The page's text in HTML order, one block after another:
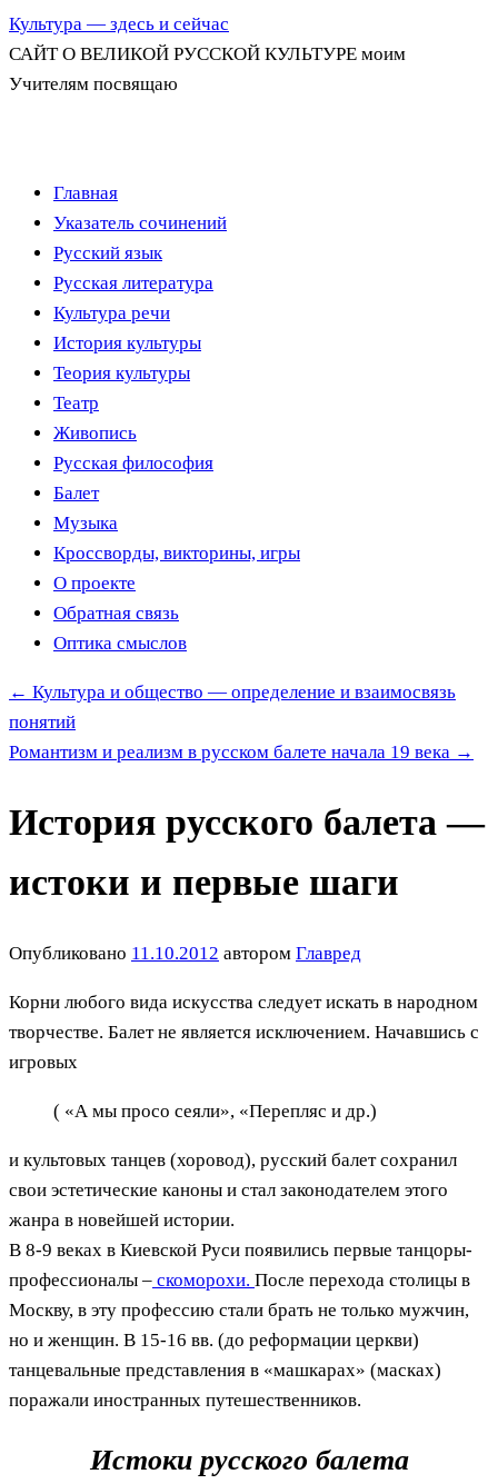
Культура — здесь и сейчас
САЙТ О ВЕЛИКОЙ РУССКОЙ КУЛЬТУРЕ моим
Учителям посвящаю
Перейти
содержимому
Главная
Указатель сочинений
Русский язык
Русская литература
Культура речи
История культуры
Теория культуры
Театр
Живопись
Русская философия
Балет
Музыка
Кроссворды, викторины, игры
О проекте
Обратная связь
Оптика смыслов
← Культура и общество — определение и взаимосвязь
понятий
Романтизм и реализм в русском балете начала 19 века →
История русского балета —
истоки и первые шаги
Опубликовано 11.10.2012 автором Главред
Корни любого вида искусства следует искать в народном
творчестве. Балет не является исключением. Начавшись с
игровых
( «А мы просо сеяли», «Перепляс и др.)
и культовых танцев (хоровод), русский балет сохранил
свои эстетические каноны и стал законодателем этого
жанра в новейшей истории.
В 8-9 веках в Киевской Руси появились первые танцоры-
профессионалы – скоморохи. После перехода столицы в
Москву, в эту профессию стали брать не только мужчин,
но и женщин. В 15-16 вв. (до реформации церкви)
танцевальные представления в «машкарах» (масках)
поражали иностранных путешественников.
Истоки русского балета